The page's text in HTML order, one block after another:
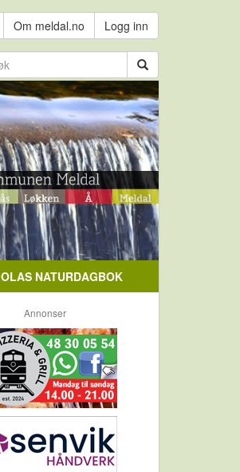
Om meldal.no Logg inn
OLAS NATURDAGBOK
Annonser